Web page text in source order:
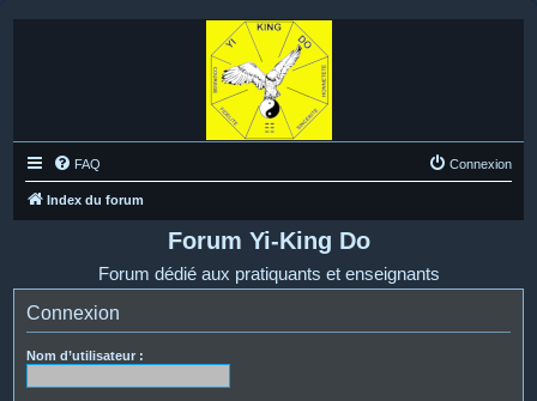
FAQ Connexion
Index du forum
Forum Yi-King Do
Forum dédié aux pratiquants et enseignants
Connexion
Nom d’utilisateur :